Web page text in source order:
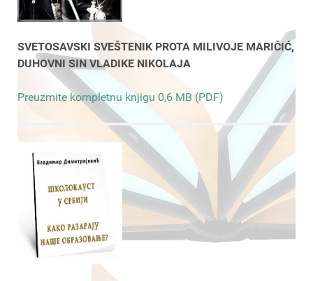
SVETOSAVSKI SVEŠTENIK PROTA MILIVOJE MARIČIĆ,
DUHOVNI SIN VLADIKE NIKOLAJA
Preuzmite kompletnu knjigu 0,6 MB (PDF)